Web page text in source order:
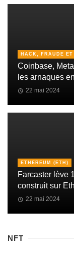
HACK, FRAUDE ET
Coinbase,
les arnaques
22 mai 2024
ETHEREUM (ETH)
Farcaster lève
construit sur
22 mai 2024
NFT